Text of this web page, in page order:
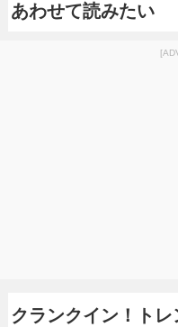
あわせて読みたい
クランクイン！ト